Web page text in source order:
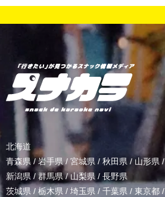
北海道
青森県 / 岩手県/ 宮城県 / 秋田県 / 山形県/
新潟県 /群馬県/山梨県 / 長野県
茨城県 / 栃木県 / 埼玉県 / 千葉県 / 東京都 /